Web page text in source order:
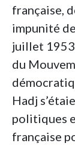
française,
impunité
juillet
du
Hadj
politiques
française